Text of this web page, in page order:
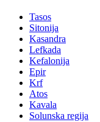
Tasos
Sitonija
Kasandra
Lefkada
Kefalonija
Epir
Krf
Atos
Kavala
Solunska regija